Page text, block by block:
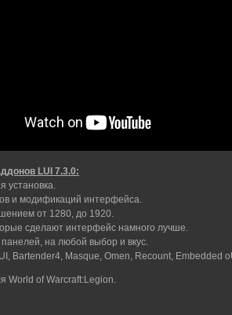
LUI 7.3.0:
установка.
и модификаций интерфейса.
от 1280, до 1920.
сделают интерфейс намного лучше.
на любой выбор и вкус.
Bartender4, Masque, Omen, Recount, Embedded
World of Warcraft:Legion.